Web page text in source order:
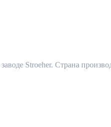
Stroeher. Страна